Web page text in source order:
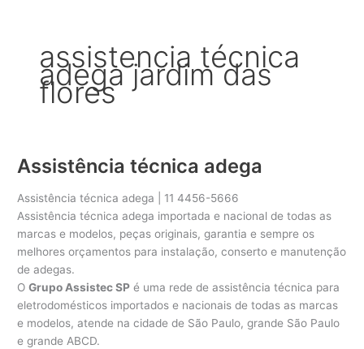
assistencia técnica
adega jardim das
flores
Assistência técnica adega
Assistência técnica adega | 11 4456-5666
Assistência técnica adega importada e nacional de todas as
marcas e modelos, peças originais, garantia e sempre os
melhores orçamentos para instalação, conserto e manutenção
de adegas.
OGrupo Assistec SP é uma rede de assistência técnica para
eletrodomésticos importados e nacionais de todas as marcas
e modelos, atende na cidade de São Paulo, grande São Paulo
e grande ABCD.